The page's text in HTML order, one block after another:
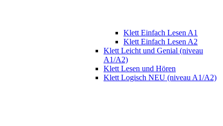
Klett Einfach Lesen A1
Klett Einfach Lesen A2
Klett Leicht und Genial (niveau
A1/A2)
Klett Lesen und Hören
Klett Logisch NEU (niveau A1/A2)